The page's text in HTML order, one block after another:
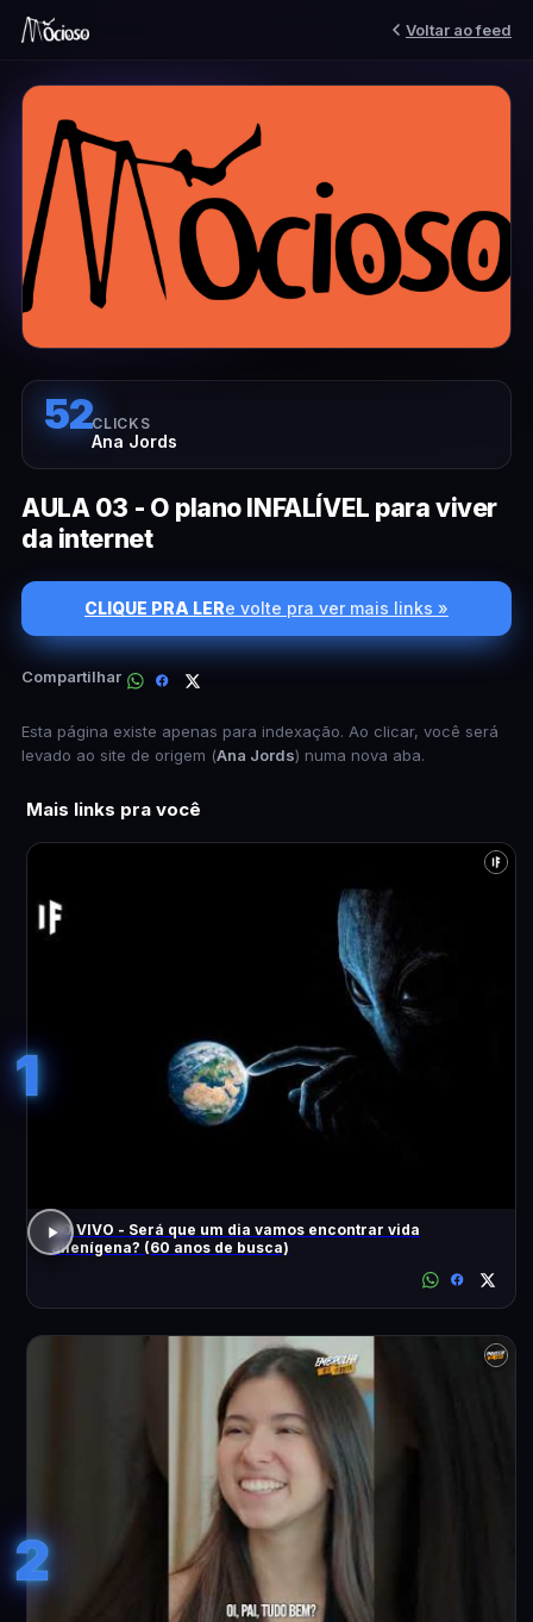
Voltar ao feed
52CLICKS
Ana Jords
AULA 03 - O plano INFALÍVEL para viver
da internet
CLIQUE PRA LERe volte pra ver mais links »
Compartilhar
Esta página existe apenas para indexação. Ao clicar, você será
levado ao site de origem (Ana Jords) numa nova aba.
Mais links pra você
1
AO VIVO - Será que um dia vamos encontrar vida
alienígena? (60 anos de busca)
2